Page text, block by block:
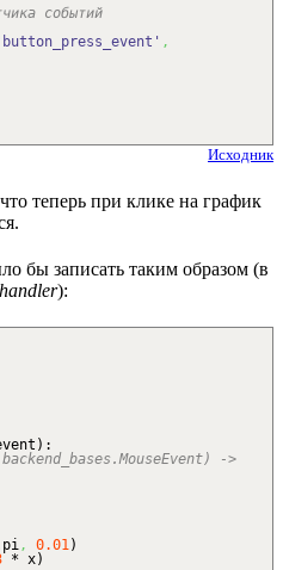
событий
,
Исходник
теперь при клике на график
бы записать таким образом (в
handler):
) :
->
pi, 0.01)
* x)